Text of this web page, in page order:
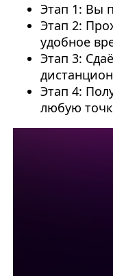
Этап 1: Вы
Этап 2:
удобное
Этап 3:
Этап 4:
любую